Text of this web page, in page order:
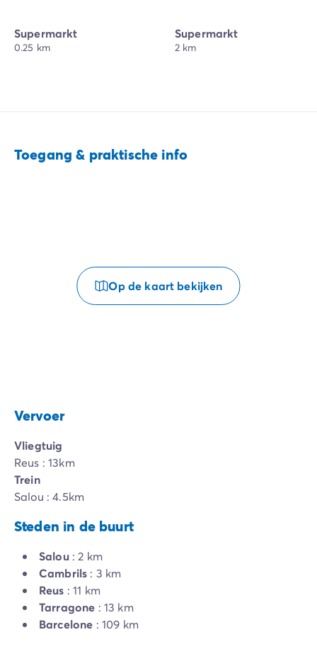
Supermarkt
0.25 km
Supermarkt
2 km
Toegang & praktische info
Op de kaart bekijken
Vervoer
Vliegtuig
Reus : 13km
Trein
Salou : 4.5km
Steden in de buurt
Salou: 2 km
Cambrils : 3 km
Reus : 11 km
Tarragone : 13 km
Barcelone : 109 km